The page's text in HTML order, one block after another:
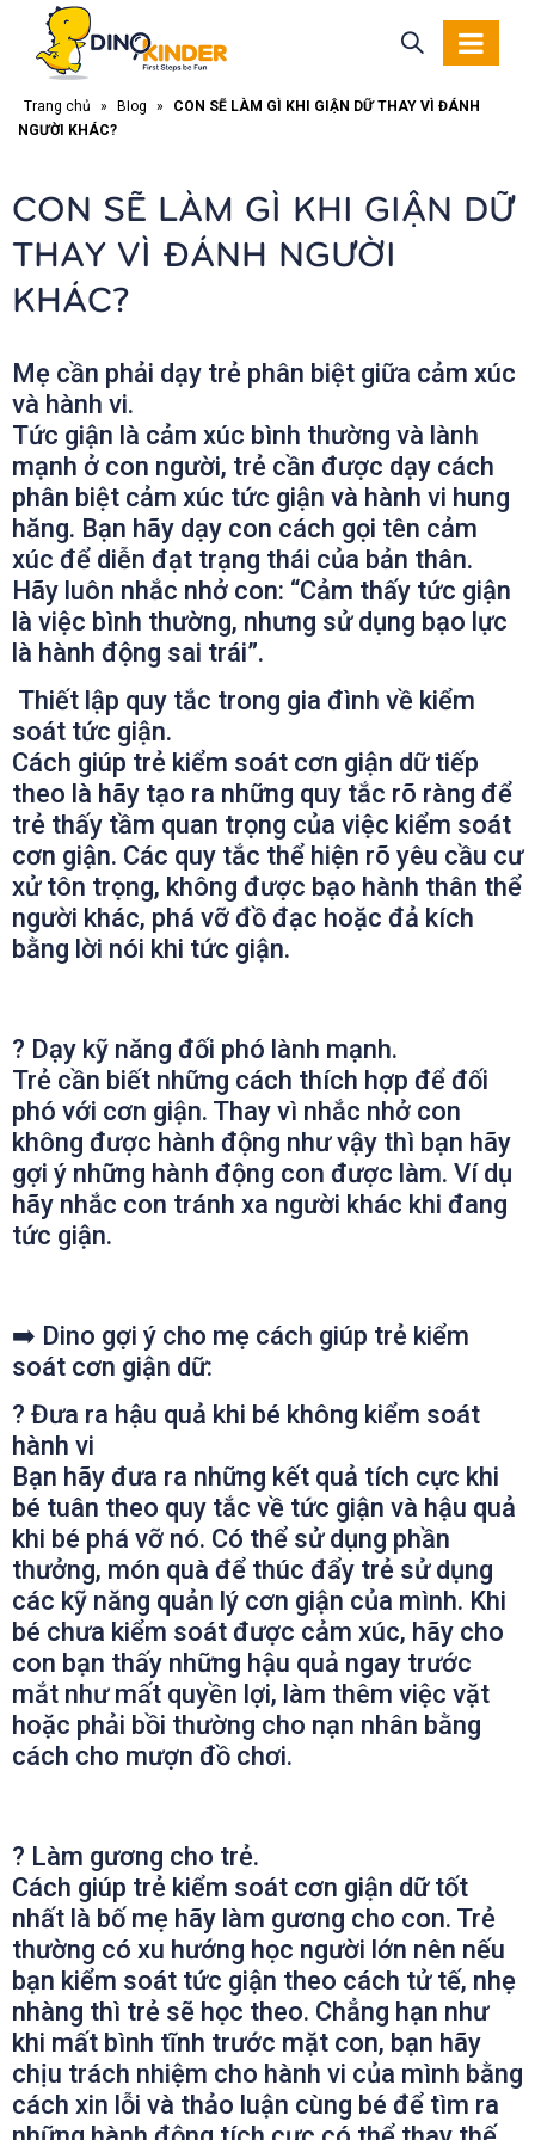
Trang chủ » Blog »
CON SẼ LÀM GÌ KHI GIẬN DỮ THAY VÌ ĐÁNH
NGƯỜI KHÁC?
CON SẼ LÀM GÌ KHI GIẬN DỮ
THAY VÌ ĐÁNH NGƯỜI
KHÁC?
Mẹ cần phải dạy trẻ phân biệt giữa cảm xúc
và hành vi.
Tức giận là cảm xúc bình thường và lành
mạnh ở con người, trẻ cần được dạy cách
phân biệt cảm xúc tức giận và hành vi hung
hăng. Bạn hãy dạy con cách gọi tên cảm
xúc để diễn đạt trạng thái của bản thân.
Hãy luôn nhắc nhở con: “Cảm thấy tức giận
là việc bình thường, nhưng sử dụng bạo lực
là hành động sai trái”.
Thiết lập quy tắc trong gia đình về kiểm
soát tức giận.
Cách giúp trẻ kiểm soát cơn giận dữ tiếp
theo là hãy tạo ra những quy tắc rõ ràng để
trẻ thấy tầm quan trọng của việc kiểm soát
cơn giận. Các quy tắc thể hiện rõ yêu cầu cư
xử tôn trọng, không được bạo hành thân thể
người khác, phá vỡ đồ đạc hoặc đả kích
bằng lời nói khi tức giận.
? Dạy kỹ năng đối phó lành mạnh.
Trẻ cần biết những cách thích hợp để đối
phó với cơn giận. Thay vì nhắc nhở con
không được hành động như vậy thì bạn hãy
gợi ý những hành động con được làm. Ví dụ
hãy nhắc con tránh xa người khác khi đang
tức giận.
➡️ Dino gợi ý cho mẹ cách giúp trẻ kiểm
soát cơn giận dữ:
? Đưa ra hậu quả khi bé không kiểm soát
hành vi
Bạn hãy đưa ra những kết quả tích cực khi
bé tuân theo quy tắc về tức giận và hậu quả
khi bé phá vỡ nó. Có thể sử dụng phần
thưởng, món quà để thúc đẩy trẻ sử dụng
các kỹ năng quản lý cơn giận của mình. Khi
bé chưa kiểm soát được cảm xúc, hãy cho
con bạn thấy những hậu quả ngay trước
mắt như mất quyền lợi, làm thêm việc vặt
hoặc phải bồi thường cho nạn nhân bằng
cách cho mượn đồ chơi.
? Làm gương cho trẻ.
Cách giúp trẻ kiểm soát cơn giận dữ tốt
nhất là bố mẹ hãy làm gương cho con. Trẻ
thường có xu hướng học người lớn nên nếu
bạn kiểm soát tức giận theo cách tử tế, nhẹ
nhàng thì trẻ sẽ học theo. Chẳng hạn như
khi mất bình tĩnh trước mặt con, bạn hãy
chịu trách nhiệm cho hành vi của mình bằng
cách xin lỗi và thảo luận cùng bé để tìm ra